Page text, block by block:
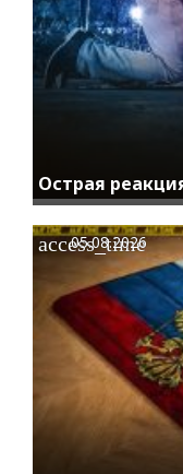
Острая
access_time
05.08.2026